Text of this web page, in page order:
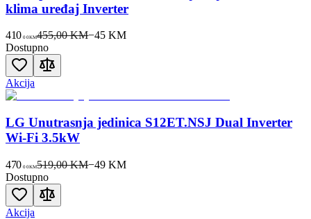
klima uređaj Inverter
410 00KM455,00 KM−45 KM
Dostupno
Akcija
LG Unutrasnja jedinica S12ET.NSJ Dual Inverter
Wi-Fi 3.5kW
470 00KM519,00 KM−49 KM
Dostupno
Akcija